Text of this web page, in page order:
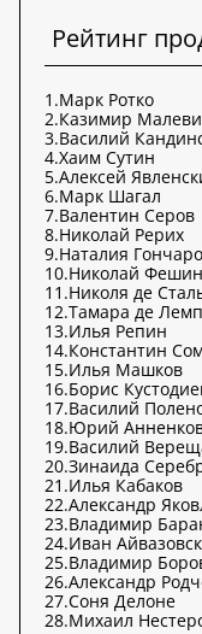
Рейтинг
1.Марк Ротко
2.Казимир
3.Василий
4.Хаим Сутин
5.Алексей
6.Марк Шагал
7.Валентин Серов
8.Николай Рерих
9.Наталия
10.Николай Фешин
11.Николя де
12.Тамара де
13.Илья Репин
14.Константин
15.Илья Машков
16.Борис
17.Василий
18.Юрий
19.Василий
20.Зинаида
21.Илья Кабаков
22.Александр
23.Владимир
24.Иван
25.Владимир
26.Александр
27.Соня Делоне
28.Михаил